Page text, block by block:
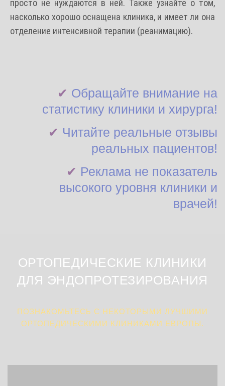
просто не нуждаются в ней. Также узнайте о том,
насколько хорошо оснащена клиника, и имеет ли она
отделение интенсивной терапии (реанимацию).
✔ Обращайте внимание на
статистику клиники и хирурга!
✔ Читайте реальные отзывы
реальных пациентов!
✔ Реклама не показатель
высокого уровня клиники и
врачей!
ОРТОПЕДИЧЕСКИЕ КЛИНИКИ
ДЛЯ ЭНДОПРОТЕЗИРОВАНИЯ
ПОЗНАКОМЬТЕСЬ С НЕКОТОРЫМИ ЛУЧШИМИ
ОРТОПЕДИЧЕСКИМИ КЛИНИКАМИ ЕВРОПЫ.